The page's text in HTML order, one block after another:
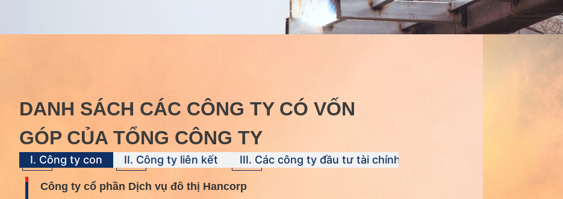
DANH SÁCH CÁC CÔNG TY CÓ VỐN
GÓP CỦA TỔNG CÔNG TY
I. Công ty con II. Công ty liên kết III. Các công ty đầu tư tài chính
Công ty cổ phần Dịch vụ đô thị Hancorp